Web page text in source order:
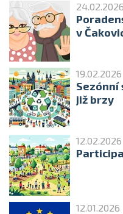
24.02.2026
v
19.02.2026
již brzy
12.02.2026
12.01.2026